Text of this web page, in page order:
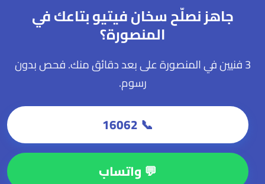
جاهز نصلّح سخان فيتيو بتاعك في
المنصورة؟
3 فنيين في المنصورة على بعد دقائق منك. فحص بدون
رسوم.
📞 16062
💬 واتساب